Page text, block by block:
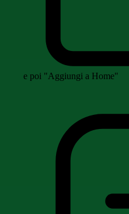
e poi "Aggiungi a Home"